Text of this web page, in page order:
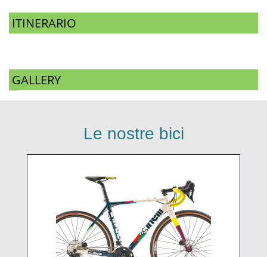
ITINERARIO
GALLERY
Le nostre bici